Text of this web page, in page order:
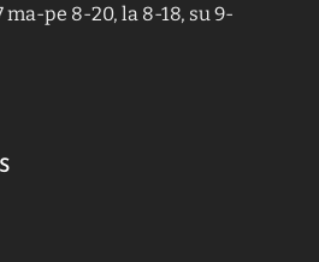
ma-pe 8-20, la 8-18, su 9-